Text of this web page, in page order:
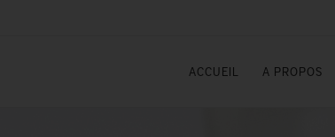
ACCUEIL A PROPOS